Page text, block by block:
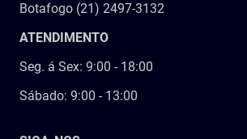
Botafogo (21) 2497-3132
ATENDIMENTO
Seg. á Sex: 9:00 - 18:00
Sábado: 9:00 - 13:00